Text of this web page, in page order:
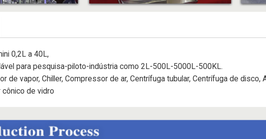
0,2L a 40L,
para pesquisa-piloto-indústria como 2L-500L-5000L-500KL.
de vapor, Chiller, Compressor de ar, Centrífuga tubular, Centrífuga de disco,
de vidro